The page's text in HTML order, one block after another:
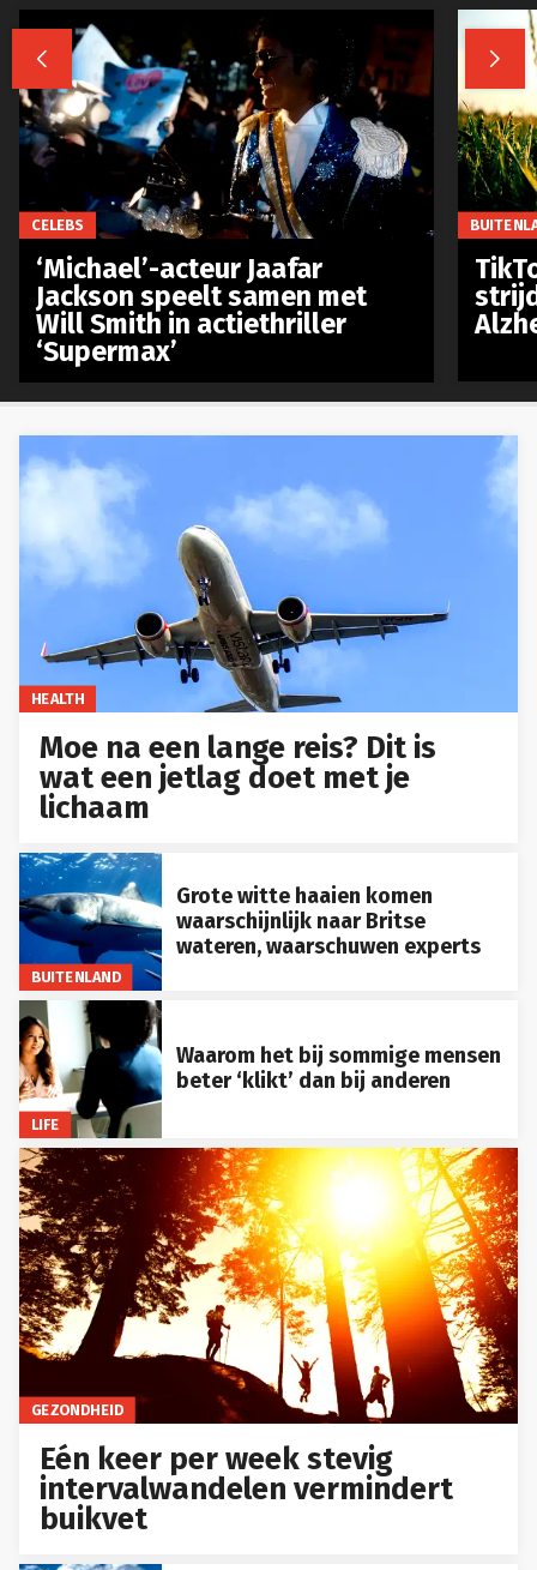
HEALTH
Moe na een lange reis? Dit is
wat een jetlag doet met je
lichaam
BUITENLAND
Grote witte haaien komen
waarschijnlijk naar Britse
wateren, waarschuwen experts
LIFE
Waarom het bij sommige mensen
beter ‘klikt’ dan bij anderen
GEZONDHEID
Eén keer per week stevig
intervalwandelen vermindert
buikvet
 
CELEBS
‘Michael’-acteur Jaafar
Jackson speelt samen met
Will Smith in actiethriller
‘Supermax’